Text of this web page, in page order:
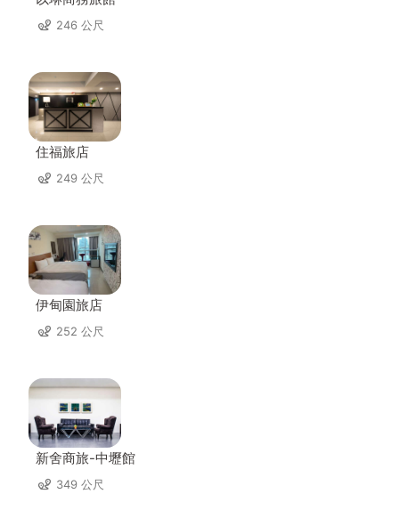
246 公尺
住福旅店
249 公尺
伊甸園旅店
252 公尺
新舍商旅-中壢館
349 公尺